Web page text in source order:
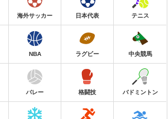
海外サッカー 日本代表 テニス
NBA ラグビー 中央競馬
バレー 格闘技 バドミントン